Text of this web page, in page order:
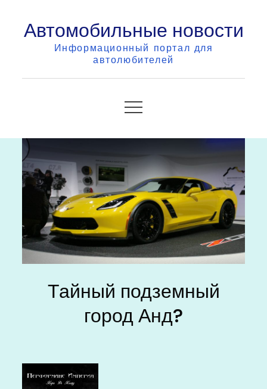
contentАвтомобильные новости
Информационный портал для
автолюбителей
Тайный подземный
город Анд?